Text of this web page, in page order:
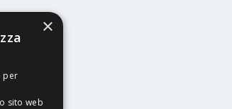
×
per
sito web